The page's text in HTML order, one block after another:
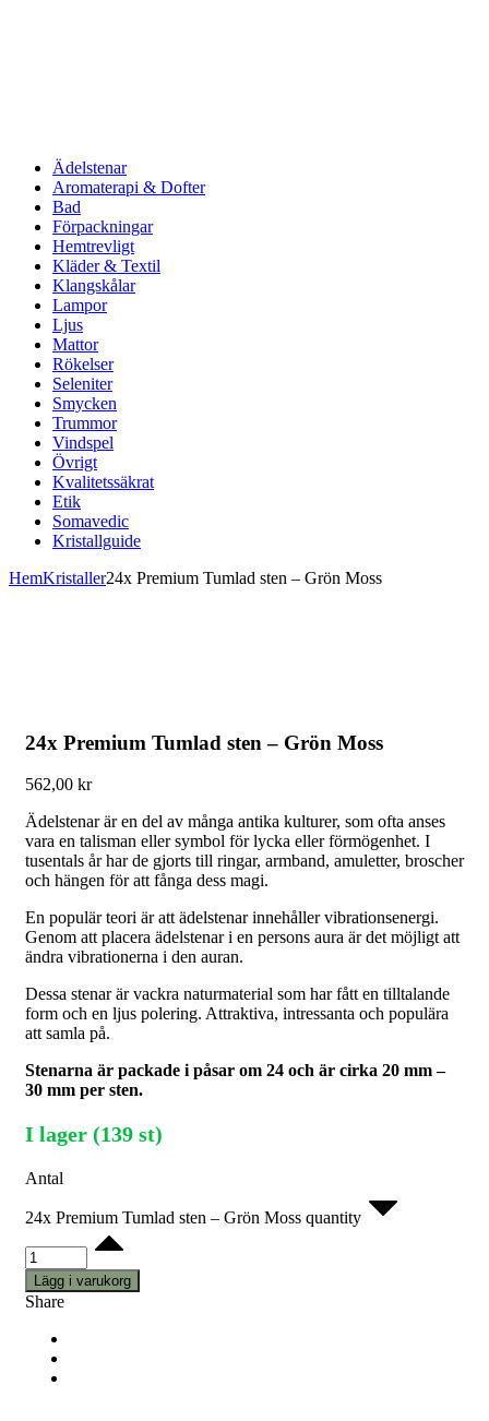
Ädelstenar
Aromaterapi & Dofter
Bad
Förpackningar
Hemtrevligt
Kläder & Textil
Klangskålar
Lampor
Ljus
Mattor
Rökelser
Seleniter
Smycken
Trummor
Vindspel
Övrigt
Kvalitetssäkrat
Etik
Somavedic
Kristallguide
HemKristaller24x Premium Tumlad sten – Grön Moss
24x Premium Tumlad sten – Grön Moss
562,00 kr
Ädelstenar är en del av många antika kulturer, som ofta anses
vara en talisman eller symbol för lycka eller förmögenhet. I
tusentals år har de gjorts till ringar, armband, amuletter, broscher
och hängen för att fånga dess magi.
En populär teori är att ädelstenar innehåller vibrationsenergi.
Genom att placera ädelstenar i en persons aura är det möjligt att
ändra vibrationerna i den auran.
Dessa stenar är vackra naturmaterial som har fått en tilltalande
form och en ljus polering. Attraktiva, intressanta och populära
att samla på.
Stenarna är packade i påsar om 24 och är cirka 20 mm –
30 mm per sten.
I lager (139 st)
Antal
24x Premium Tumlad sten – Grön Moss quantity
Lägg i varukorg
Share